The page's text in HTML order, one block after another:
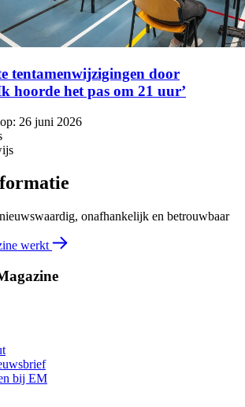
tentamenwijzigingen door
hoorde het pas om 21 uur’
26 juni 2026
onafhankelijk en betrouwbaar
werkt
bij EM